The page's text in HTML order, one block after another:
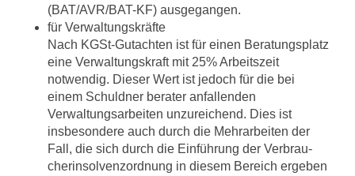
(BAT/AVR/BAT-KF) ausgegangen.
für Verwaltungskräfte
Nach KGSt-Gutachten ist für einen Beratungsplatz
eine Verwaltungskraft mit 25% Arbeitszeit
notwendig. Dieser Wert ist jedoch für die bei
einem Schuldner­ berater anfallenden
Verwaltungsarbeiten unzureichend. Dies ist
insbesondere auch durch die Mehrarbeiten der
Fall, die sich durch die Einführung der Verbrau­
cherinsolvenzordnung in diesem Bereich ergeben